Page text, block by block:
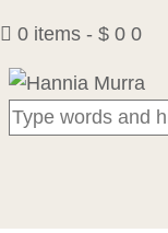
0 items - $ 0 0